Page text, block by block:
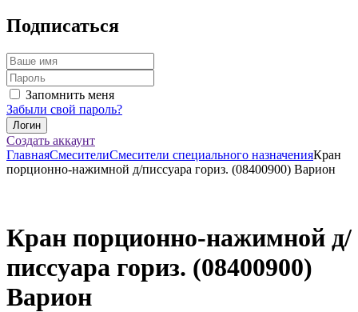
Подписаться
Запомнить меня
Забыли свой пароль?
Создать аккаунт
ГлавнаяСмесителиСмесители специального назначенияКран
порционно-нажимной д/писсуара гориз. (08400900) Варион
Кран порционно-нажимной д/
писсуара гориз. (08400900)
Варион